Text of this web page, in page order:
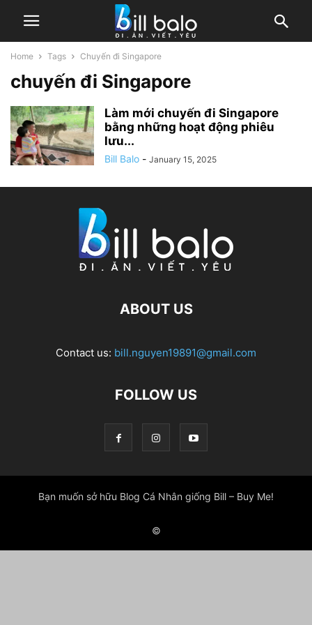
Home Tags Chuyến đi Singapore
chuyến đi Singapore
Làm mới chuyến đi Singapore
bằng những hoạt động phiêu
lưu...
Bill Balo - January 15, 2025
ABOUT US
Contact us: bill.nguyen19891@gmail.com
FOLLOW US
Bạn muốn sở hữu Blog Cá Nhân giống Bill – Buy Me!
©